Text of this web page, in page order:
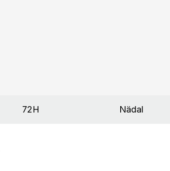
72H Nädal